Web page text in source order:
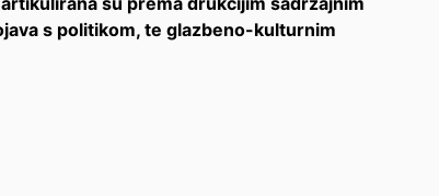
s politikom, te glazbeno-kulturnim